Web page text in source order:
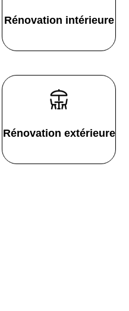
Rénovation intérieure
Rénovation extérieure